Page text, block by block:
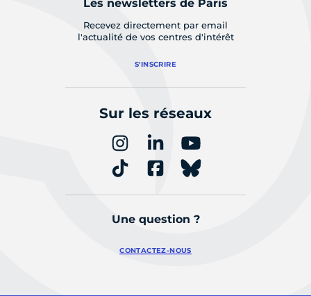
Les newsletters de Paris
Recevez directement par email
l'actualité de vos centres d'intérêt
S'INSCRIRE
Sur les réseaux
Une question ?
CONTACTEZ-NOUS